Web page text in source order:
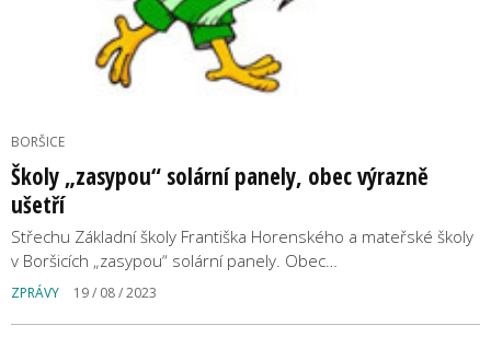
BORŠICE
Školy „zasypou“ solární panely, obec výrazně
ušetří
Střechu Základní školy Františka Horenského a mateřské školy
v Boršicích „zasypou“ solární panely. Obec…
ZPRÁVY 19 / 08 / 2023